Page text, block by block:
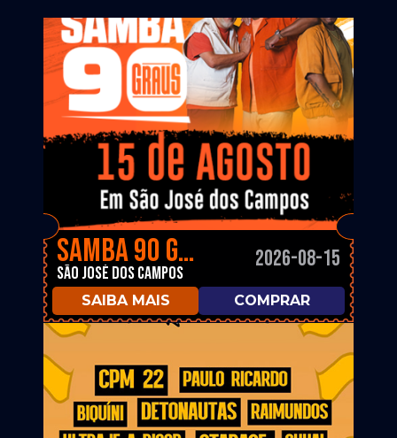
Samba 90 Graus
São José dos Campos
2026-08-15
SAIBA MAIS COMPRAR